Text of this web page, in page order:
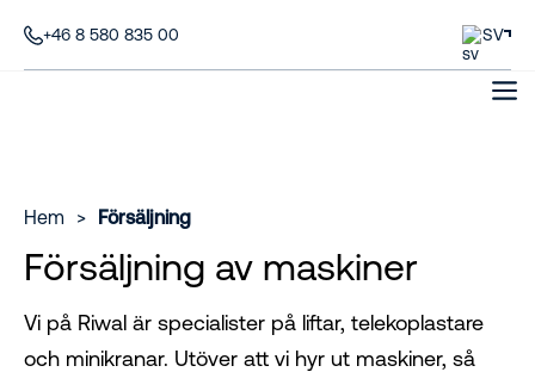
+46 8 580 835 00 SV
Hem > Försäljning
Försäljning av maskiner
Vi på Riwal är specialister på liftar, telekoplastare
och minikranar. Utöver att vi hyr ut maskiner, så